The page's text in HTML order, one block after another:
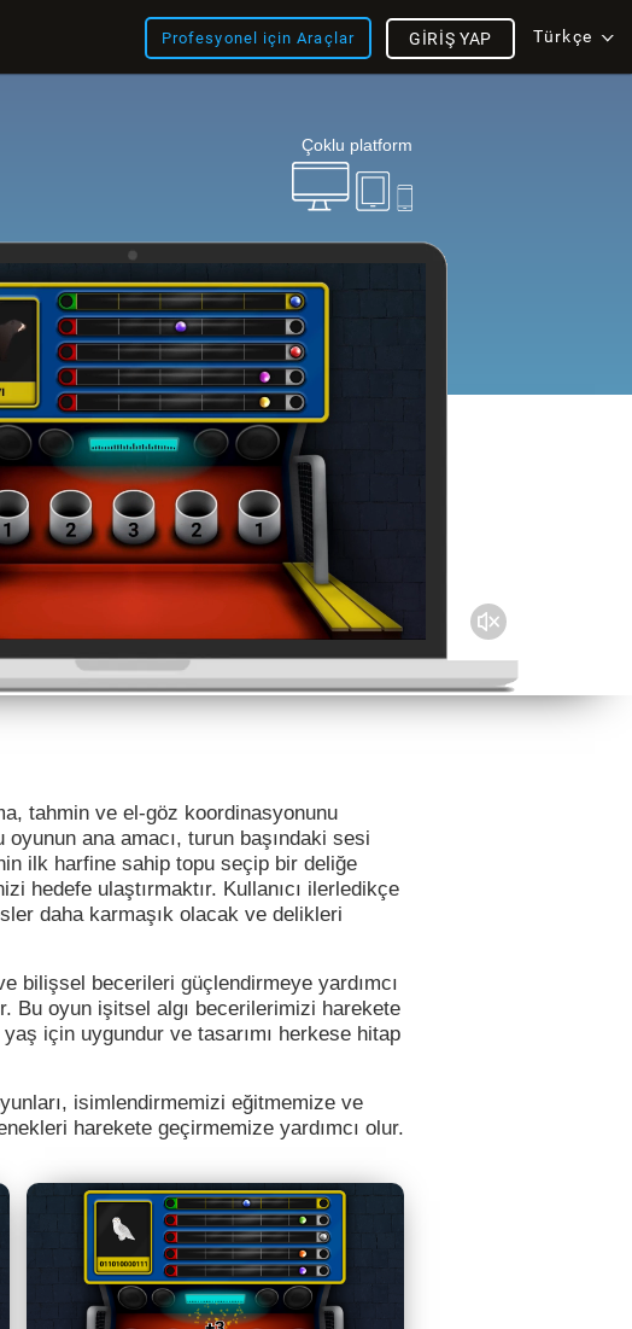
Profesyonel için Araçlar Türkçe
GIRIŞ YAP
Çoklu platform
tahmin ve el-göz koordinasyonunu
ana amacı, turun başındaki sesi
ilk harfine sahip topu seçip bir deliğe
hedefe ulaştırmaktır. Kullanıcı ilerledikçe
daha karmaşık olacak ve delikleri
bilişsel becerileri güçlendirmeye yardımcı
Bu oyun işitsel algı becerilerimizi harekete
için uygundur ve tasarımı herkese hitap
isimlendirmemizi eğitmemize ve
harekete geçirmemize yardımcı olur.